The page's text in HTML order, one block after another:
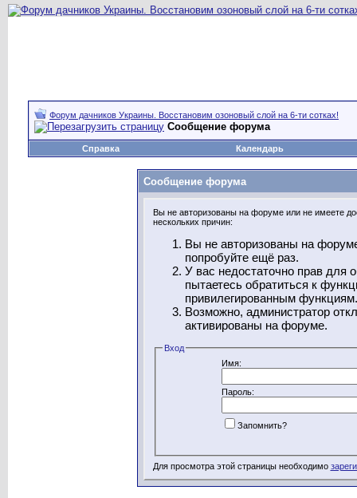
Форум дачников Украины. Восстановим озоновый слой на 6-ти сотках!
Сообщение форума
Справка Календарь
Сообщение форума
Вы не авторизованы на форуме или не имеете
нескольких причин:
Вы не авторизованы на
попробуйте ещё раз.
У вас недостаточно прав для
пытаетесь обратиться к
привилегированным функциям.
Возможно, администратор
активированы на форуме.
Вход
Имя:
Пароль:
Запомнить?
Для просмотра этой страницы необходимо